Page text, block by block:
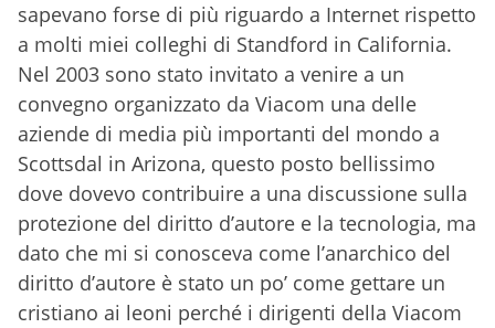
sapevano forse di più riguardo a Internet rispetto
a molti miei colleghi di Standford in California.
Nel 2003 sono stato invitato a venire a un
convegno organizzato da Viacom una delle
aziende di media più importanti del mondo a
Scottsdal in Arizona, questo posto bellissimo
dove dovevo contribuire a una discussione sulla
protezione del diritto d’autore e la tecnologia, ma
dato che mi si conosceva come l’anarchico del
diritto d’autore è stato un po’ come gettare un
cristiano ai leoni perché i dirigenti della Viacom